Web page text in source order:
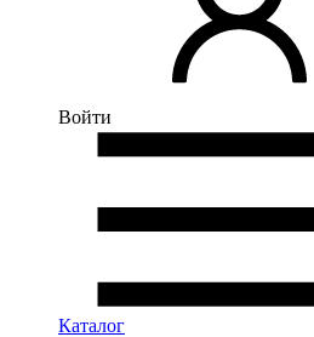
Войти
Каталог